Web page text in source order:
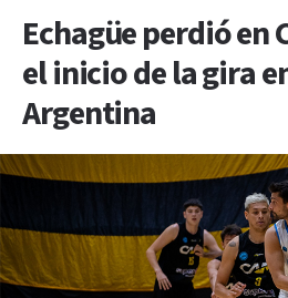
Echagüe perdió en
el inicio de la gira
Argentina